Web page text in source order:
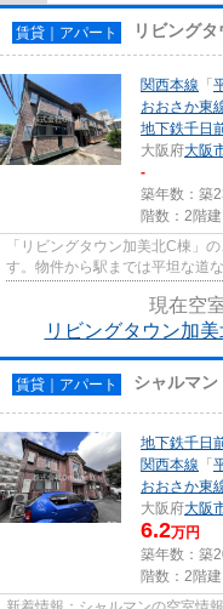
賃貸｜アパート リビング
関西本線 「
おおさか東
地下鉄千日
大阪府大阪
-
築年数：築
階数：2階建
「リビングタウン加美北C棟」
す。物件から駅までは平坦な道
な場所です。できるだけ早めに
現在空
リビングタウン加
賃貸｜アパート シャルマン
地下鉄千日
関西本線 「
おおさか東
大阪府大阪
6.2万円
築年数：築
階数：2階建